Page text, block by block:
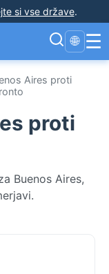
si vse države.
🌐 ☰
Aires proti
proti
Buenos Aires,